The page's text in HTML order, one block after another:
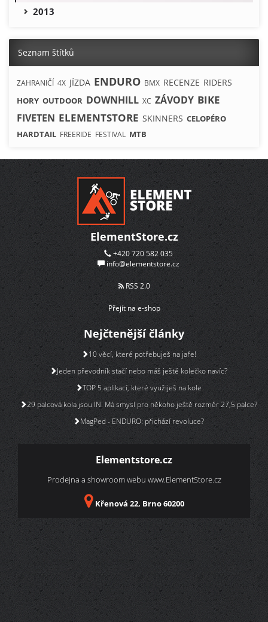
2013
Seznam štítků
ZAHRANIČÍ 4X JÍZDA ENDURO BMX RECENZE RIDERS
HORY OUTDOOR DOWNHILL XC ZÁVODY BIKE
FIVETEN ELEMENTSTORE SKINNERS CELOPÉRO
HARDTAIL FREERIDE FESTIVAL MTB
ElementStore.cz
+420 720 582 035
info@elementstore.cz
RSS 2.0
Přejít na e-shop
Nejčtenější články
10 věcí, které potřebuješ na jaře!
Jeden převodník stačí nebo máš ještě kolečko navíc?
TOP 5 aplikací, které využiješ na kole
29 palcová kola jsou IN. Má smysl pro někoho ještě rozměr 27,5 palce?
MagPed - ENDURO: přichází revoluce?
Elementstore.cz
Prodejna a showroom webu www.ElementStore.cz
Křenová 22, Brno 60200